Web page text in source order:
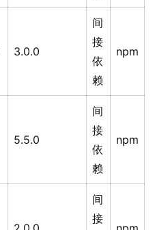
3.0.0
间
接
依
赖
npm
5.5.0
间
接
依
赖
npm
间
接